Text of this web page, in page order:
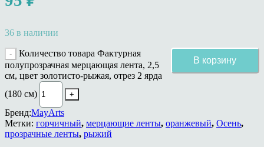
36 в наличии
Количество товара Фактурная
полупрозрачная мерцающая лента, 2,5
см, цвет золотисто-рыжая, отрез 2 ярда
(180 см)
В корзину
Бренд:MayArts
Метки: горчичный, мерцающие ленты, оранжевый, Осень,
прозрачные ленты, рыжий